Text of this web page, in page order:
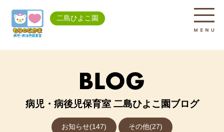
二島ひよこ園
病児・病後児保育室 二島ひよこ園ブログ
お知らせ(147) その他(27)